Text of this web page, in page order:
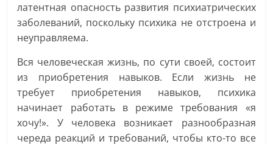
латентная опасность развития психиатрических
заболеваний, поскольку психика не отстроена и
неуправляема.
Вся человеческая жизнь, по сути своей, состоит
из приобретения навыков. Если жизнь не
требует приобретения навыков, психика
начинает работать в режиме требования «я
хочу!». У человека возникает разнообразная
череда реакций и требований, чтобы кто-то все